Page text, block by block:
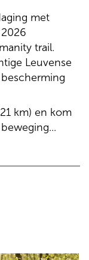
met
trail.
Leuvense
km) en kom